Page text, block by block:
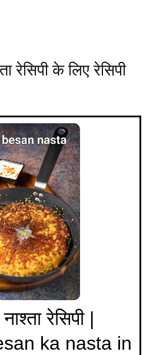
रेसिपी के लिए रेसिपी
रेसिपी |
ka nasta in